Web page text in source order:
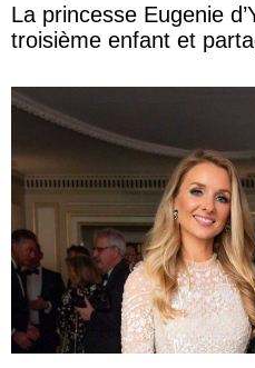
La princesse Eugenie
troisième enfant et